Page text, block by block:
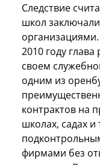
Следствие
школ
2010 году
своем
одним из
контрактов на
школах, садах и
фирмами без